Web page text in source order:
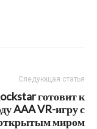
Следующая статья
готовит к
AAA VR-игру с
миром